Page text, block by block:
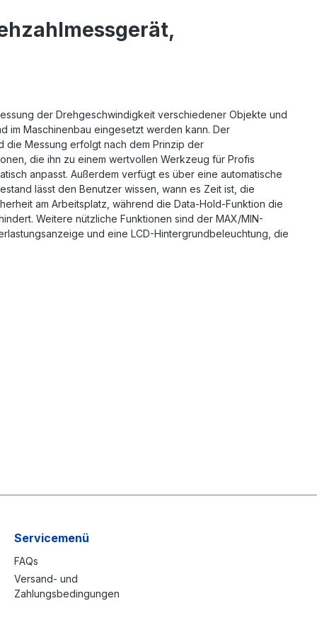
der Drehgeschwindigkeit verschiedener Objekte und
im Maschinenbau eingesetzt werden kann. Der
die Messung erfolgt nach dem Prinzip der
die ihn zu einem wertvollen Werkzeug für Profis
anpasst. Außerdem verfügt es über eine automatische
lässt den Benutzer wissen, wann es Zeit ist, die
am Arbeitsplatz, während die Data-Hold-Funktion die
Weitere nützliche Funktionen sind der MAX/MIN-
und eine LCD-Hintergrundbeleuchtung, die
Servicemenü
FAQs
Versand- und
Zahlungsbedingungen